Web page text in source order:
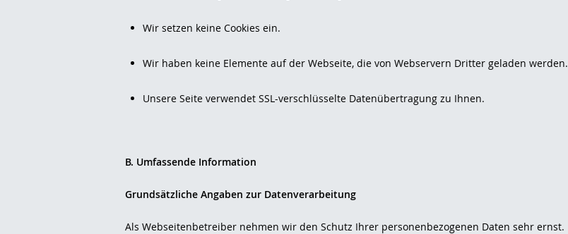
Wir setzen keine Cookies ein.
Wir haben keine Elemente auf der Webseite, die von Webservern Dritter geladen werden.
Unsere Seite verwendet SSL-verschlüsselte Datenübertragung zu Ihnen.
B. Umfassende Information
Grundsätzliche Angaben zur Datenverarbeitung
Als Webseitenbetreiber nehmen wir den Schutz Ihrer personenbezogenen Daten sehr ernst.